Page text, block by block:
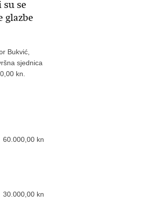
su se
glazbe
Bukvić,
sjednica
kn.
kn
kn